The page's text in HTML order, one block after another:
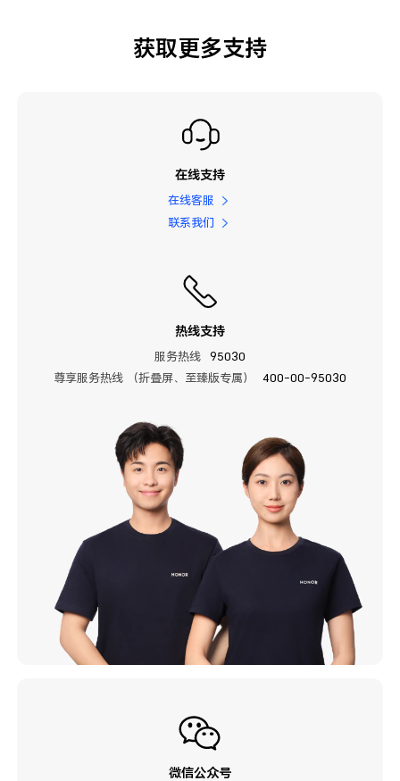
获取更多支持
在线支持
在线客服
联系我们
热线支持
服务热线
95030
尊享服务热线 （折叠屏、至臻版专属）
400-00-95030
微信公众号